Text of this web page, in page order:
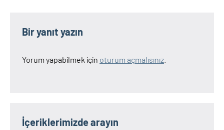
Bir yanıt yazın
Yorum yapabilmek için oturum açmalısınız
İçeriklerimizde arayın